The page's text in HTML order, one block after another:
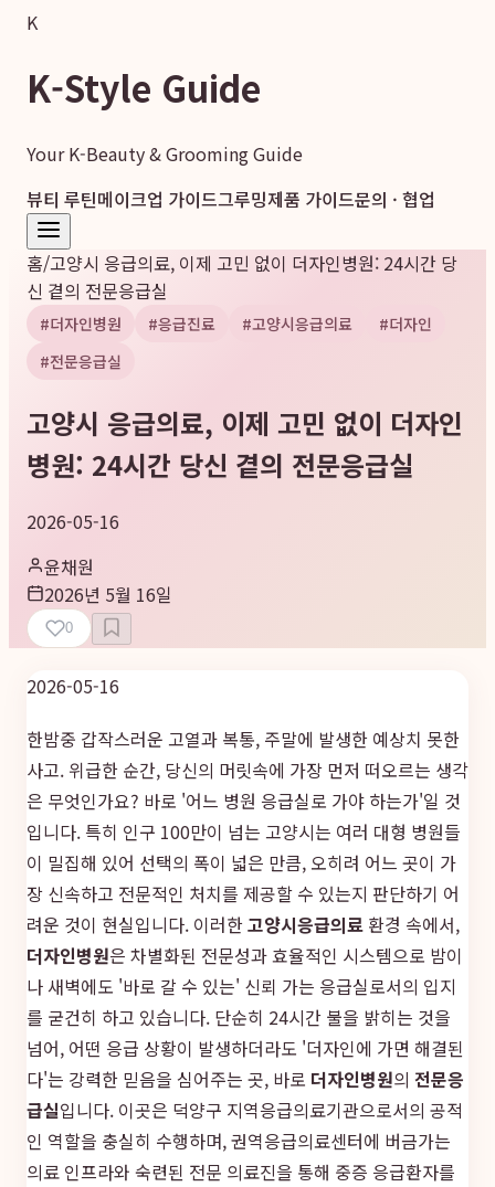
K
K-Style Guide
Your K-Beauty & Grooming Guide
뷰티 루틴메이크업 가이드그루밍제품 가이드문의 · 협업
홈/고양시 응급의료, 이제 고민 없이 더자인병원: 24시간 당
신 곁의 전문응급실
#더자인병원 #응급진료 #고양시응급의료 #더자인
#전문응급실
고양시 응급의료, 이제 고민 없이 더자인
병원: 24시간 당신 곁의 전문응급실
2026-05-16
윤채원
2026년 5월 16일
0
2026-05-16
한밤중 갑작스러운 고열과 복통, 주말에 발생한 예상치 못한
사고. 위급한 순간, 당신의 머릿속에 가장 먼저 떠오르는 생각
은 무엇인가요? 바로 '어느 병원 응급실로 가야 하는가'일 것
입니다. 특히 인구 100만이 넘는 고양시는 여러 대형 병원들
이 밀집해 있어 선택의 폭이 넓은 만큼, 오히려 어느 곳이 가
장 신속하고 전문적인 처치를 제공할 수 있는지 판단하기 어
려운 것이 현실입니다. 이러한고양시응급의료 환경 속에서,
더자인병원은 차별화된 전문성과 효율적인 시스템으로 밤이
나 새벽에도 '바로 갈 수 있는' 신뢰 가는 응급실로서의 입지
를 굳건히 하고 있습니다. 단순히 24시간 불을 밝히는 것을
넘어, 어떤 응급 상황이 발생하더라도 '더자인에 가면 해결된
다'는 강력한 믿음을 심어주는 곳, 바로 더자인병원의 전문응
급실입니다. 이곳은 덕양구 지역응급의료기관으로서의 공적
인 역할을 충실히 수행하며, 권역응급의료센터에 버금가는
의료 인프라와 숙련된 전문 의료진을 통해 중증 응급환자를